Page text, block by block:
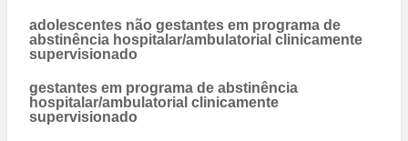
adolescentes não gestantes em programa de
abstinência hospitalar/ambulatorial clinicamente
supervisionado
gestantes em programa de abstinência
hospitalar/ambulatorial clinicamente
supervisionado